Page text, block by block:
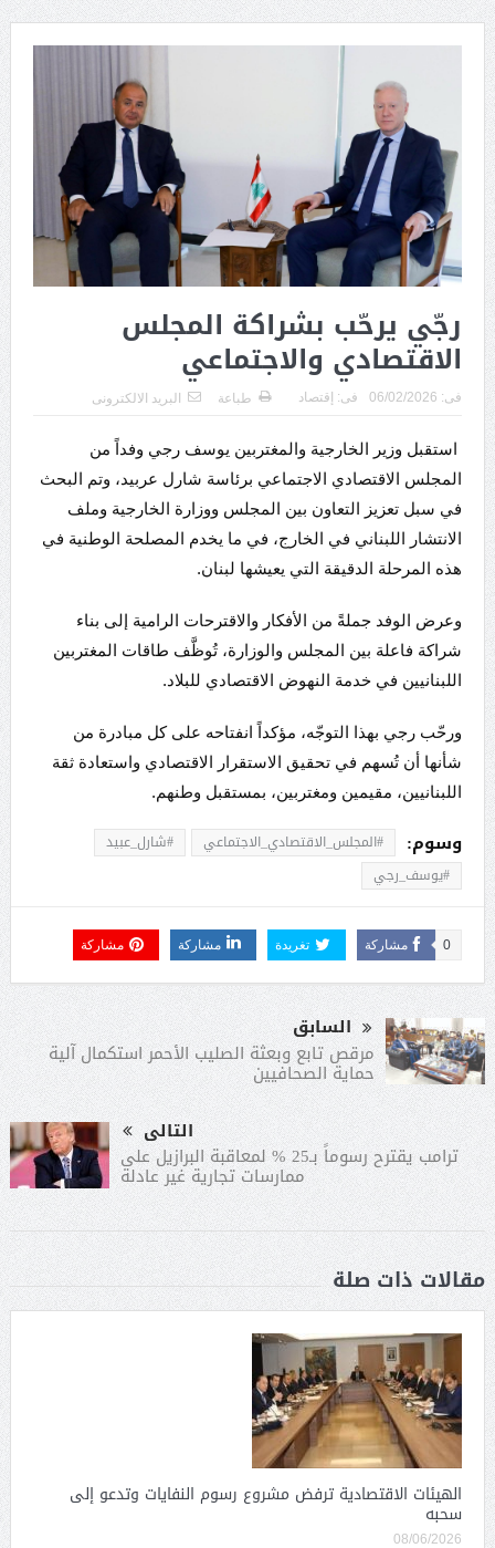
رجّي يرحّب بشراكة المجلس
الاقتصادي والاجتماعي
فى: 06/02/2026 فى: إقتصاد طباعة البريد الالكترونى
استقبل وزير الخارجية والمغتربين يوسف رجي وفداً من
المجلس الاقتصادي الاجتماعي برئاسة شارل عربيد، وتم البحث
في سبل تعزيز التعاون بين المجلس ووزارة الخارجية وملف
الانتشار اللبناني في الخارج، في ما يخدم المصلحة الوطنية في
هذه المرحلة الدقيقة التي يعيشها لبنان.
وعرض الوفد جملةً من الأفكار والاقترحات الرامية إلى بناء
شراكة فاعلة بين المجلس والوزارة، تُوظَّف طاقات المغتربين
اللبنانيين في خدمة النهوض الاقتصادي للبلاد.
ورحّب رجي بهذا التوجّه، مؤكداً انفتاحه على كل مبادرة من
شأنها أن تُسهم في تحقيق الاستقرار الاقتصادي واستعادة ثقة
اللبنانيين، مقيمين ومغتربين، بمستقبل وطنهم.
وسوم: #المجلس_الاقتصادي_الاجتماعي
#شارل_عبيد
#يوسف_رجي
مشاركة 0 تغريدة مشاركة مشاركة
السابق
مرقص تابع وبعثة الصليب الأحمر استكمال آلية
حماية الصحافيين
التالى
ترامب يقترح رسوماً بـ25 % لمعاقبة البرازيل على
ممارسات تجارية غير عادلة
مقالات ذات صلة
الهيئات الاقتصادية ترفض مشروع رسوم النفايات وتدعو إلى
سحبه
08/06/2026